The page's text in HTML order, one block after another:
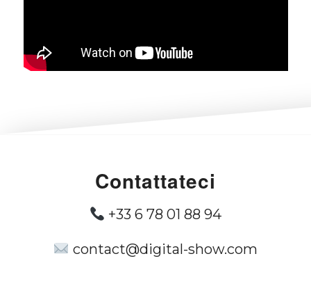
Contattateci
+33 6 78 01 88 94
contact@digital-show.com